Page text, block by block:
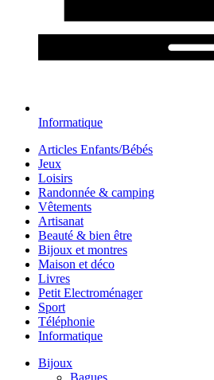
Informatique
Articles Enfants/Bébés
Jeux
Loisirs
Randonnée & camping
Vêtements
Artisanat
Beauté & bien être
Bijoux et montres
Maison et déco
Livres
Petit Electroménager
Sport
Téléphonie
Informatique
Bijoux
Bagues